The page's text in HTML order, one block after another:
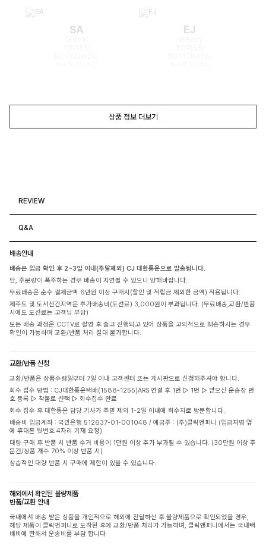
SA EJ
상품 정보 더보기
REVIEW
Q&A
배송안내
배송은 입금 확인 후 2~3일 이내(주말제외) CJ 대한통운으로 발송됩니다.
단, 주문량이 폭주하는 경우 배송이 지연될 수 있으니 양해바랍니다.
무료배송은 순수 결제금액 6만원 이상 구매시(할인 및 적립금 제외한 금액) 적용됩니다.
제주도 및 도서산간지역은 추가배송비(도선료) 3,000원이 부과됩니다. (무료배송,교환/반품
시에도 도선료는 고객님 부담)
모든 배송 과정은 CCTV로 촬영 후 출고 진행되고 있어 상품을 고의적으로 훼손하시는 경우
확인이 가능하며 교환/반품 처리 절대 불가합니다.
교환/반품 신청
교환/반품은 상품수령일부터 7일 이내 고객센터 또는 게시판으로 신청해주셔야 합니다.
회수 접수 방법 : CJ대한통운택배(1588-1255)ARS 연결 후 1번 ▷ 1번 ▷ 받으신 운송장 번
호 등록 ▷ 착불로 선택 ▷ 회수접수 완료
회수 접수 후 대한통운 담당 기사가 주말 제외 1-2일 이내에 회수지로 방문합니다.
배송비 입금계좌 : 국민은행 512637-01-001048 / 예금주 : (주)클릭앤퍼니 (입금자명 옆
에 휴대폰 뒷번호 4자리 기재 요청)
대량 구매 후 반품 시 반품 수거 비용이 1만원 이상 추가 부과될 수 있습니다. (30만원 이상 주
문건/상품 개수 70% 이상 반품 시)
상습적인 대량 반품 시 구매에 제한이 있을 수 있습니다.
해외에서 확인된 불량제품
반품/교환 안내
국내에서 배송 받은 상품을 개인적으로 해외에 전달하신 후 불량제품으로 확인되었을 경우,
해당 제품이 클릭앤퍼니로 도착된 후에 교환/반품 처리가 가능하며, 클릭앤퍼니에서는 국내택
배비에 한해서 운송비를 부담 합니다